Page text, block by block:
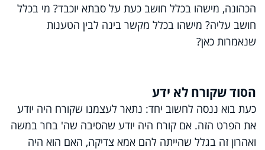
הכהונה, מישהו בכלל חושב כעת על סבתא יוכבד? מי בכלל
חושב עליה? מישהו בכלל מקשר בינה לבין הטענות
שנאמרות כאן?
הסוד שקורח לא ידע
כעת בוא ננסה לחשוב יחד: נתאר לעצמנו שקורח היה יודע
את הפרט הזה. אם קורח היה יודע שהסיבה שה' בחר במשה
ואהרון זה בגלל שהייתה להם אמא צדיקה, האם הוא היה